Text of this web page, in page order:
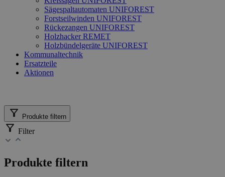
Sägespaltautomaten UNIFOREST
Forstseilwinden UNIFOREST
Rückezangen UNIFOREST
Holzhacker REMET
Holzbündelgeräte UNIFOREST
Kommunaltechnik
Ersatzteile
Aktionen
Produkte filtern
Filter
Produkte filtern